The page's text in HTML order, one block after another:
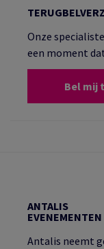
Onze
een moment
Bel mij
ANTALIS
EVENEMENTEN
Antalis neemt